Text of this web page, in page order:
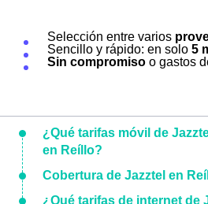
Selección entre varios
Sencillo y rápido: en solo 5
Sin compromiso o gastos
¿Qué tarifas móvil de
en Reíllo?
Cobertura de Jazztel en
¿Qué tarifas de internet de